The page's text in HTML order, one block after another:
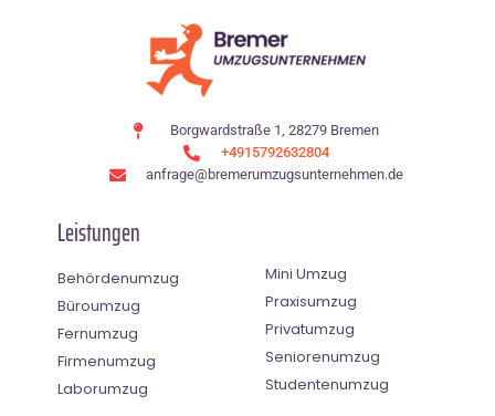
Borgwardstraße 1, 28279 Bremen
+4915792632804
anfrage@bremerumzugsunternehmen.de
Leistungen
Behördenumzug
Büroumzug
Fernumzug
Firmenumzug
Laborumzug
Mini Umzug
Praxisumzug
Privatumzug
Seniorenumzug
Studentenumzug